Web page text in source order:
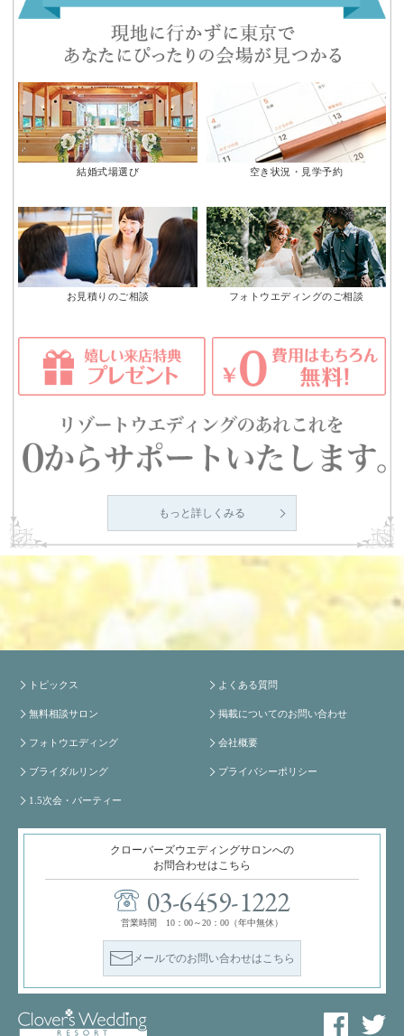
結婚式場選び 空き状況・見学予約
お見積りのご相談 フォトウエディングのご相談
もっと詳しくみる
トピックス
無料相談サロン
フォトウエディング
ブライダルリング
1.5次会・パーティー
よくある質問
掲載についてのお問い合わせ
会社概要
プライバシーポリシー
クローバーズウエディングサロンへの
お問合わせはこちら
03-6459-1222
営業時間 10：00～20：00（年中無休）
メールでのお問い合わせはこちら